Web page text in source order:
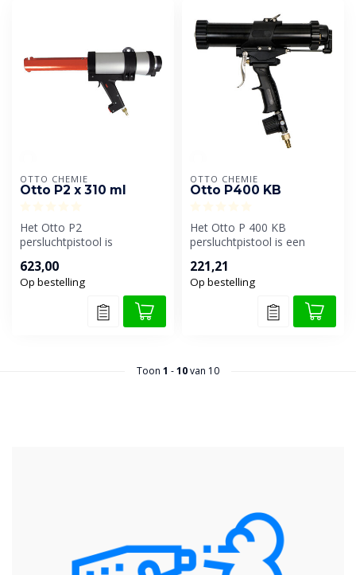
OTTO CHEMIE
Otto P2 x 310 ml
Het Otto P2
persluchtpistool is
efficiënt en nauwkeurig
verwe...
623,00
Op bestelling
OTTO CHEMIE
Otto P400 KB
Het Otto P 400 KB
persluchtpistool is een
gereedschap voor...
221,21
Op bestelling
Toon 1 -10van 10